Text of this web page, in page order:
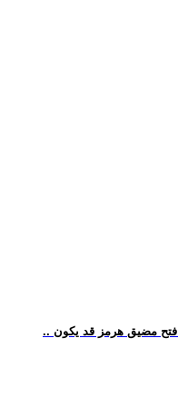
فتح مضيق هرمز قد يكون